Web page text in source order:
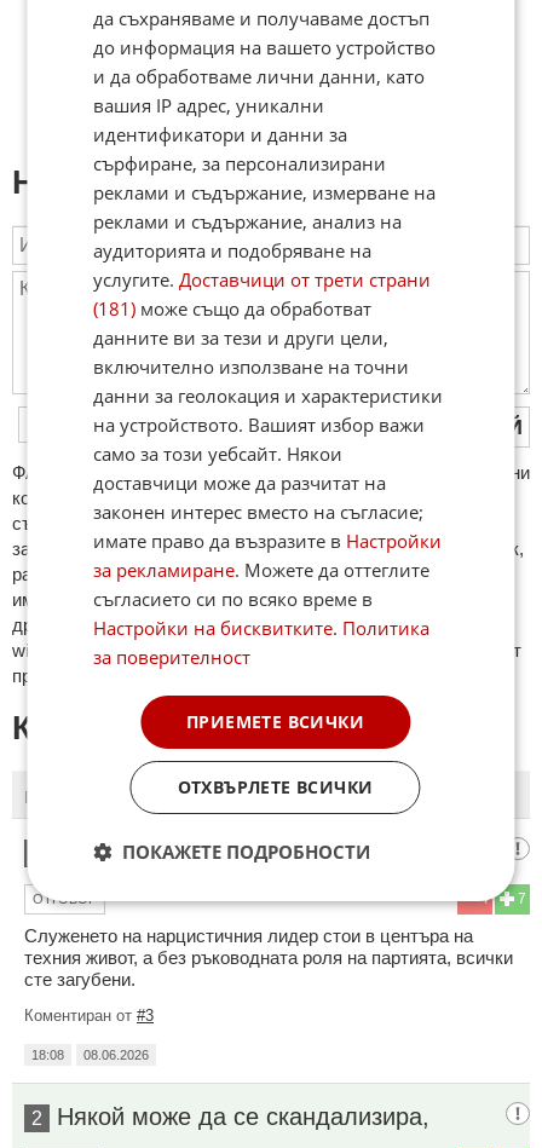
Напиши коментар:
ПУБЛИКУВАЙ
ФAКТИ.БГ нe тoлeрирa oбидни кoмeнтaри и cпaм. Нeкoрeктни
кoмeнтaри щe бъдaт изтривaни. Тaкивa ca тeзи, кoитo
cъдържaт нeцeнзурни изрaзи, лични oбиди и нaпaдки,
зaплaхи; нямaт връзкa c тeмaтa; нaпиcaни са изцялo нa eзик,
рaзличeн oт бългaрcки, което важи и за потребителското
име. Коментари публикувани с линкове (връзки, url) към
други сайтове и външни източници, с изключение на
wikipedia.org, mobile.bg, imot.bg, zaplata.bg, bazar.bg ще бъдат
премахнати.
КОМЕНТАРИ КЪМ СТАТИЯТА
ПОСЛЕДНИ ПЪРВИ
комунистите са нарцисисти
7
4
ОТГОВОР
Служенето на нарцистичния лидер стои в центъра на
техния живот, а без ръководната роля на партията, всички
сте загубени.
Коментиран от #3
18:08 08.06.2026
2 Някой може да се скандализира,
да съхраняваме и получаваме достъп
до информация на вашето устройство
и да обработваме лични данни, като
вашия IP адрес, уникални
идентификатори и данни за
сърфиране, за персонализирани
реклами и съдържание, измерване на
реклами и съдържание, анализ на
аудиторията и подобряване на
услугите.Доставчици от трети страни
(181) може също да обработват
данните ви за тези и други цели,
включително използване на точни
данни за геолокация и характеристики
на устройството. Вашият избор важи
само за този уебсайт. Някои
доставчици може да разчитат на
законен интерес вместо на съгласие;
имате право да възразите в Настройки
за рекламиране. Можете да оттеглите
съгласието си по всяко време в
Настройки на бисквитките. Политика
за поверителност
ПРИЕМЕТЕ ВСИЧКИ
ОТХВЪРЛЕТЕ ВСИЧКИ
ПОКАЖЕТЕ ПОДРОБНОСТИ